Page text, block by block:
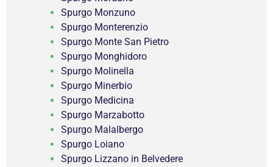
Spurgo Monzuno
Spurgo Monterenzio
Spurgo Monte San Pietro
Spurgo Monghidoro
Spurgo Molinella
Spurgo Minerbio
Spurgo Medicina
Spurgo Marzabotto
Spurgo Malalbergo
Spurgo Loiano
Spurgo Lizzano in Belvedere